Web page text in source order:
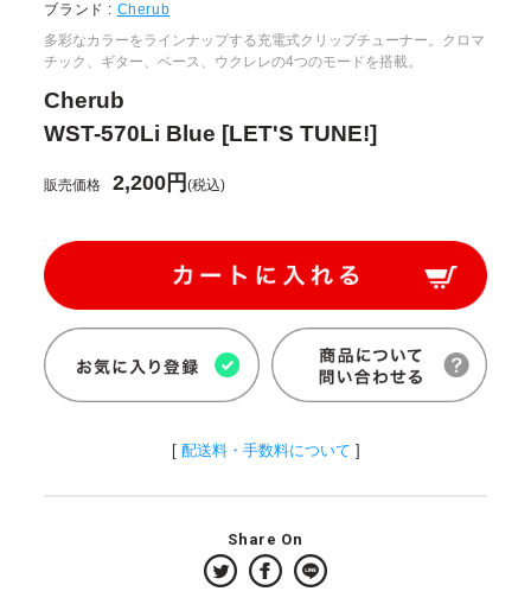
ブランド : Cherub
多彩なカラーをラインナップする充電式クリップチューナー。クロマ
チック、ギター、ベース、ウクレレの4つのモードを搭載。
Cherub
WST-570Li Blue [LET'S TUNE!]
販売価格 2,200円(税込)
[ 配送料・手数料について ]
Share On